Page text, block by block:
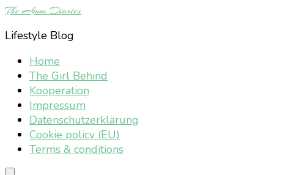
The Anna Diaries
Lifestyle Blog
Home
The Girl Behind
Kooperation
Impressum
Datenschutzerklärung
Cookie policy (EU)
Terms & conditions